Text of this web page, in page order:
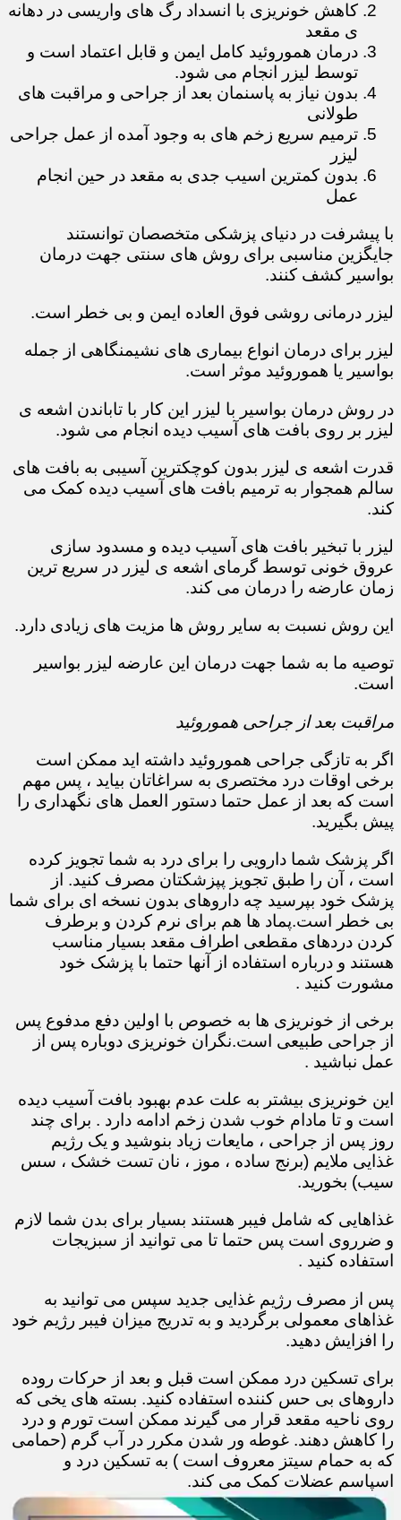
کاهش خونریزی با انسداد رگ های واریسی در دهانه
ی مقعد
درمان هموروئید کامل ایمن و قابل اعتماد است و
توسط لیزر انجام می شود.
بدون نیاز به پاسنمان بعد از جراحی و مراقبت های
طولانی
ترمیم سریع زخم های به وجود آمده از عمل جراحی
لیزر
بدون کمترین اسیب جدی به مقعد در حین انجام
عمل
با پیشرفت در دنیای پزشکی متخصصان توانستند
جایگزین مناسبی برای روش های سنتی جهت درمان
بواسیر کشف کنند.
لیزر درمانی روشی فوق العاده ایمن و بی خطر است.
لیزر برای درمان انواع بیماری های نشیمنگاهی از جمله
بواسیر یا هموروئید موثر است.
در روش درمان بواسیر با لیزر این کار با تاباندن اشعه ی
لیزر بر روی بافت های آسیب دیده انجام می شود.
قدرت اشعه ی لیزر بدون کوچکترین آسیبی به بافت های
سالم همجوار به ترمیم بافت های آسیب دیده کمک می
کند.
لیزر با تبخیر بافت های آسیب دیده و مسدود سازی
عروق خونی توسط گرمای اشعه ی لیزر در سریع ترین
زمان عارضه را درمان می کند.
این روش نسبت به سایر روش ها مزیت های زیادی دارد.
توصیه ما به شما جهت درمان این عارضه لیزر بواسیر
است.
مراقبت بعد از جراحی هموروئید
اگر به تازگی جراحی هموروئید داشته اید ممکن است
برخی اوقات درد مختصری به سراغاتان بیاید ، پس مهم
است که بعد از عمل حتما دستور العمل های نگهداری را
پیش بگیرید.
اگر پزشک شما دارویی را برای درد به شما تجویز کرده
است ، آن را طبق تجویز پپزشکتان مصرف کنید. از
پزشک خود بپرسید چه داروهای بدون نسخه ای برای شما
بی خطر است.پماد ها هم برای نرم کردن و برطرف
کردن دردهای مقطعی اطراف مقعد بسیار مناسب
هستند و درباره استفاده از آنها حتما با پزشک خود
مشورت کنید .
برخی از خونریزی ها به خصوص با اولین دفع مدفوع پس
از جراحی طبیعی است.نگران خونریزی دوباره پس از
عمل نباشید .
این خونریزی بیشتر به علت عدم بهبود بافت آسیب دیده
است و تا مادام خوب شدن زخم ادامه دارد . برای چند
روز پس از جراحی ، مایعات زیاد بنوشید و یک رژیم
غذایی ملایم (برنج ساده ، موز ، نان تست خشک ، سس
سیب) بخورید.
غذاهایی که شامل فیبر هستند بسیار برای بدن شما لازم
و ضرروی است پس حتما تا می توانید از سبزیجات
استفاده کنید .
پس از مصرف رژیم غذایی جدید سپس می توانید به
غذاهای معمولی برگردید و به تدریج میزان فیبر رژیم خود
را افزایش دهید.
برای تسکین درد ممکن است قبل و بعد از حرکات روده
داروهای بی حس کننده استفاده کنید. بسته های یخی که
روی ناحیه مقعد قرار می گیرند ممکن است تورم و درد
را کاهش دهند. غوطه ور شدن مکرر در آب گرم (حمامی
که به حمام سیتز معروف است ) به تسکین درد و
اسپاسم عضلات کمک می کند.